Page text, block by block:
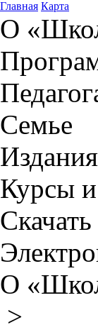
Главная Карта
О
Семье
Издания
Курсы
Скачать
О
>